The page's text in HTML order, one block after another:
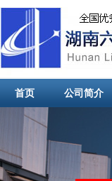
首页 公司简介